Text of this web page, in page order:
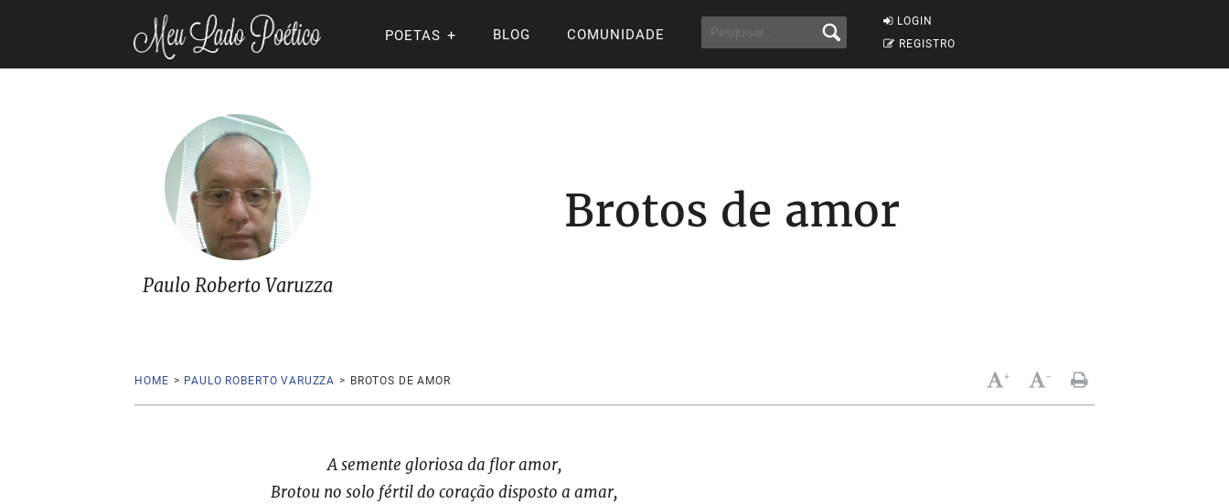
LOGIN
REGISTRO
POETAS BLOG COMUNIDADE
Brotos de amor
Paulo Roberto Varuzza
HOME > PAULO ROBERTO VARUZZA > BROTOS DE AMOR + -
A semente gloriosa da flor amor,
Brotou no solo fértil do coração disposto a amar,